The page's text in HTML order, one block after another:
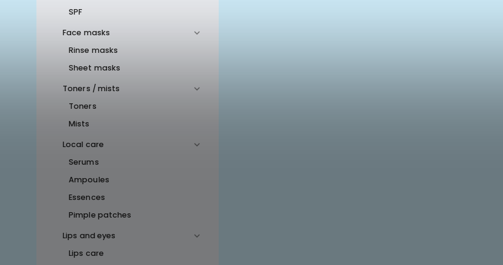
SPF
Face masks
Rinse masks
Sheet masks
Toners / mists
Toners
Mists
Local care
Serums
Ampoules
Essences
Pimple patches
Lips and eyes
Lips care